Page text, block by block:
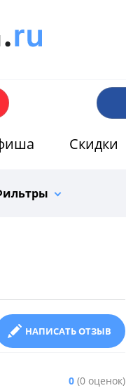
Скидки
НАПИСАТЬ ОТЗЫВ
0 (0 оценок)